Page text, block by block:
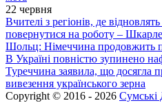
22 червня
Вчителі з регіонів, де
повернутися на роботу –
Шольц: Німеччина продовжить
В Україні повністю зупинено
Туреччина заявила, що досягла
вивезення українського зерна
Copyright © 2016 - 2026 Сумські